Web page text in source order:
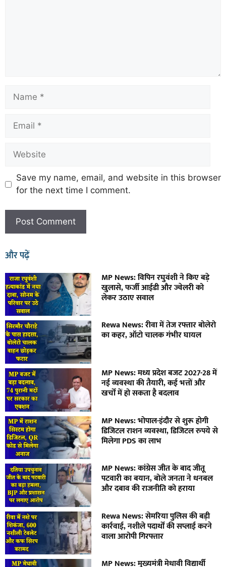
Save my name, email, and website in this browser
for the next time I comment.
और पढ़ें
MP News: विपिन रघुवंशी ने किए बड़े
खुलासे, फर्जी आईडी और ज्वेलरी को
लेकर उठाए सवाल
Rewa News: रीवा में तेज रफ्तार बोलेरो
का कहर, ऑटो चालक गंभीर घायल
MP News: मध्य प्रदेश बजट 2027-28 में
नई व्यवस्था की तैयारी, कई भत्तों और
खर्चों में हो सकता है बदलाव
MP News: भोपाल-इंदौर से शुरू होगी
डिजिटल राशन व्यवस्था, डिजिटल रुपये से
मिलेगा PDS का लाभ
MP News: कांग्रेस जीत के बाद जीतू
पटवारी का बयान, बोले जनता ने धनबल
और दबाव की राजनीति को हराया
Rewa News: सेमरिया पुलिस की बड़ी
कार्रवाई, नशीले पदार्थों की सप्लाई करने
वाला आरोपी गिरफ्तार
MP News: मुख्यमंत्री मेधावी विद्यार्थी